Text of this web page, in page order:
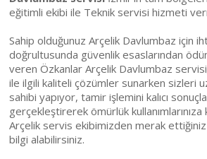
eğitimli ekibi ile Teknik servisi hizmeti
Sahip olduğunuz Arçelik Davlumbaz için
doğrultusunda güvenlik esaslarından
veren Özkanlar Arçelik Davlumbaz
ile ilgili kaliteli çözümler sunarken sizleri
sahibi yapıyor, tamir işlemini kalıcı
gerçekleştirerek ömürlük kullanımlarınıza
Arçelik servis ekibimizden merak ettiğiniz
bilgi alabilirsiniz.